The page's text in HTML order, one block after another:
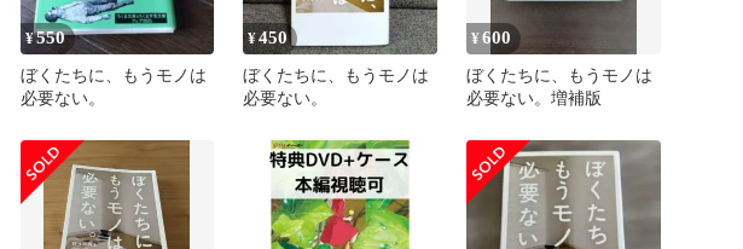
¥550
ぼくたちに、もうモノは
必要ない。
¥450
ぼくたちに、もうモノは
必要ない。
¥600
ぼくたちに、もうモノは
必要ない。増補版